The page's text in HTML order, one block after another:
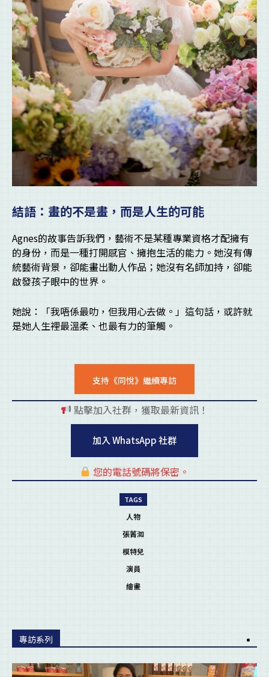
結語：畫的不是畫，而是人生的可能
Agnes的故事告訴我們，藝術不是某種專業資格才配擁有
的身份，而是一種打開感官、擁抱生活的能力。她沒有傳
統藝術背景，卻能畫出動人作品；她沒有名師加持，卻能
啟發孩子眼中的世界。
她說：「我唔係最叻，但我用心去做。」這句話，或許就
是她人生裡最溫柔、也最有力的筆觸。
支持《同悅》繼續專訪
點擊加入社群，獲取最新資訊！
加入 WhatsApp 社群
您的電話號碼將保密。
TAGS
人物
張菁洳
模特兒
演員
繪畫
專訪系列